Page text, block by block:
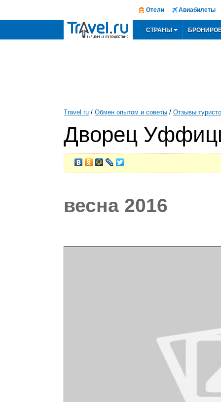
Отели Авиабилеты
СТРАНЫ
Travel.ru / Обмен опытом и советы / Отзывы
Дворец
весна 2016